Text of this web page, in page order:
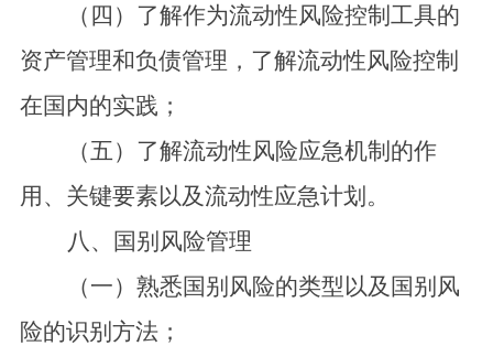
（四）了解作为流动性风险控制工具的
资产管理和负债管理，了解流动性风险控制
在国内的实践；
（五）了解流动性风险应急机制的作
用、关键要素以及流动性应急计划。
八、国别风险管理
（一）熟悉国别风险的类型以及国别风
险的识别方法；